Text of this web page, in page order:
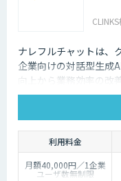
ナレフルチャットは、
企業向けの対話型生成
向上から業務効率の改
を最大限に引き出し、
利用料金
月額40,000円／1企業
ユーザ数無制限